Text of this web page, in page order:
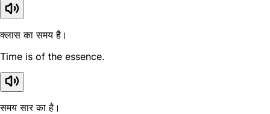
क्लास का समय है।
Time is of the essence.
समय सार का है।